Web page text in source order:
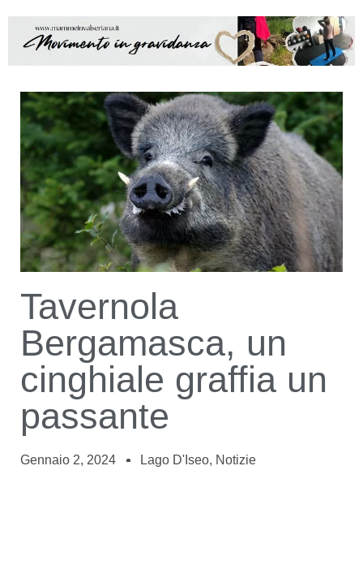
Tavernola
Bergamasca, un
cinghiale graffia un
passante
Gennaio 2, 2024 Lago D'Iseo, Notizie